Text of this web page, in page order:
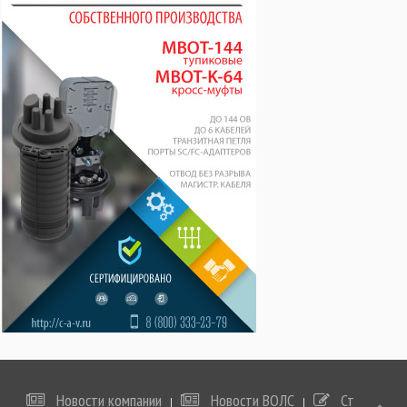
Новости компании Новости ВОЛС Статьи